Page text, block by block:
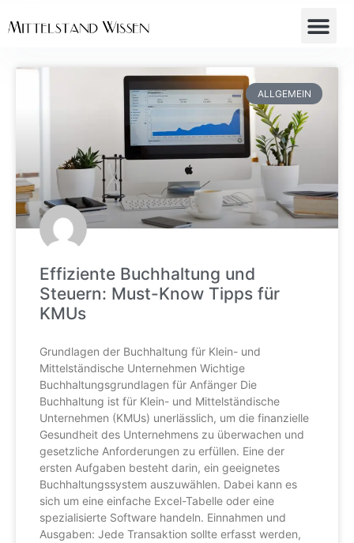
ALLGEMEIN
Effiziente Buchhaltung und
Steuern: Must-Know Tipps für
KMUs
Grundlagen der Buchhaltung für Klein- und
Mittelständische Unternehmen Wichtige
Buchhaltungsgrundlagen für Anfänger Die
Buchhaltung ist für Klein- und Mittelständische
Unternehmen (KMUs) unerlässlich, um die finanzielle
Gesundheit des Unternehmens zu überwachen und
gesetzliche Anforderungen zu erfüllen. Eine der
ersten Aufgaben besteht darin, ein geeignetes
Buchhaltungssystem auszuwählen. Dabei kann es
sich um eine einfache Excel-Tabelle oder eine
spezialisierte Software handeln. Einnahmen und
Ausgaben: Jede Transaktion sollte erfasst werden,